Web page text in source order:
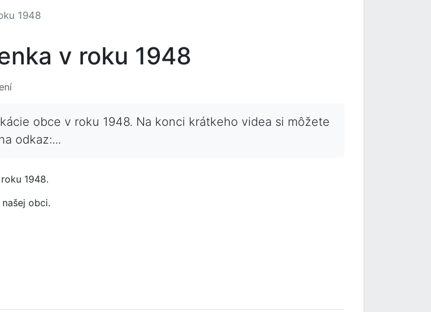
1948
v roku 1948
obce v roku 1948. Na konci krátkeho videa si môžete
odkaz:...
1948.
obci.